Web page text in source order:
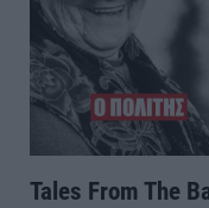
Tales From The